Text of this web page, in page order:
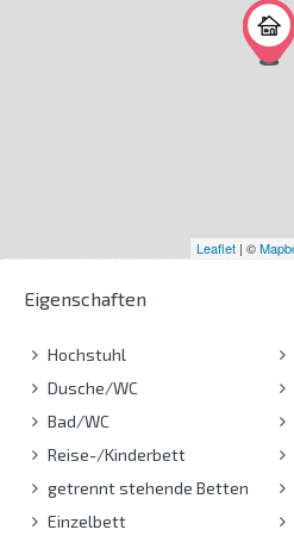
Leaflet | ©
Eigenschaften
Hochstuhl
Dusche/WC
Bad/WC
Reise-/Kinderbett
getrennt stehende Betten
Einzelbett